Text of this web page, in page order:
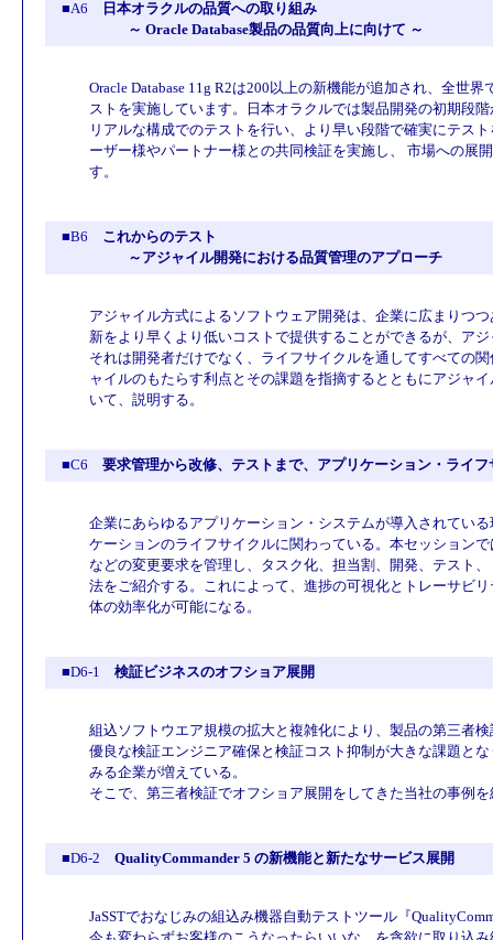
■A6
日本オラクルの品質への取り組み
～ Oracle Database製品の品質向上に向けて ～
Oracle Database 11g R2は200以上の新機能が追加され、全世
ストを実施しています。日本オラクルでは製品開発の初期段
リアルな構成でのテストを行い、より早い段階で確実にテス
ーザー様やパートナー様との共同検証を実施し、 市場への展
す。
■B6
これからのテスト
～アジャイル開発における品質管理のアプローチ
アジャイル方式によるソフトウェア開発は、企業に広まりつ
新をより早くより低いコストで提供することができるが、ア
それは開発者だけでなく、ライフサイクルを通してすべての
ャイルのもたらす利点とその課題を指摘するとともにアジャ
いて、説明する。
■C6 要求管理から改修、テストまで、アプリケーション・ライ
企業にあらゆるアプリケーション・システムが導入されてい
ケーションのライフサイクルに関わっている。本セッション
などの変更要求を管理し、タスク化、担当割、開発、テスト
法をご紹介する。これによって、進捗の可視化とトレーサビ
体の効率化が可能になる。
■D6-1 検証ビジネスのオフショア展開
組込ソフトウエア規模の拡大と複雑化により、製品の第三者
優良な検証エンジニア確保と検証コスト抑制が大きな課題と
みる企業が増えている。
そこで、第三者検証でオフショア展開をしてきた当社の事例
■D6-2 QualityCommander 5 の新機能と新たなサービス展開
JaSSTでおなじみの組込み機器自動テストツール『